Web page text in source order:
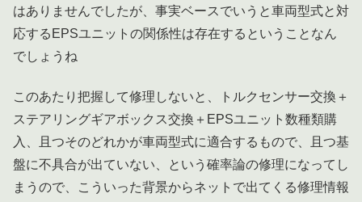
はありませんでしたが、事実ベースでいうと車両型式と対
応するEPSユニットの関係性は存在するということなん
でしょうね
このあたり把握して修理しないと、トルクセンサー交換＋
ステアリングギアボックス交換＋EPSユニット数種類購
入、且つそのどれかが車両型式に適合するもので、且つ基
盤に不具合が出ていない、という確率論の修理になってし
まうので、こういった背景からネットで出てくる修理情報